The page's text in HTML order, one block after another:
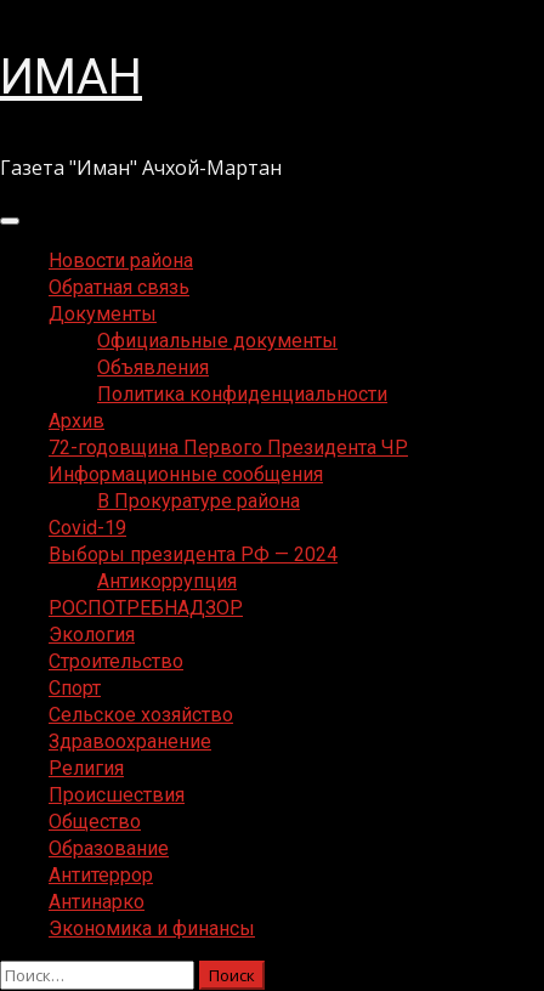
Перейти
кИМАН
Газета "Иман" Ачхой-Мартан
Основное
менюНовости района
Обратная связь
Документы
Официальные документы
Объявления
Политика конфиденциальности
Архив
72-годовщина Первого Президента ЧР
Информационные сообщения
В Прокуратуре района
Covid-19
Выборы президента РФ — 2024
Антикоррупция
РОСПОТРЕБНАДЗОР
Экология
Строительство
Спорт
Сельское хозяйство
Здравоохранение
Религия
Происшествия
Общество
Образование
Антитеррор
Антинарко
Экономика и финансы
Найти: